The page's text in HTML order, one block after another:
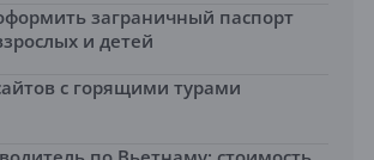
заграничный паспорт
и детей
с горящими турами